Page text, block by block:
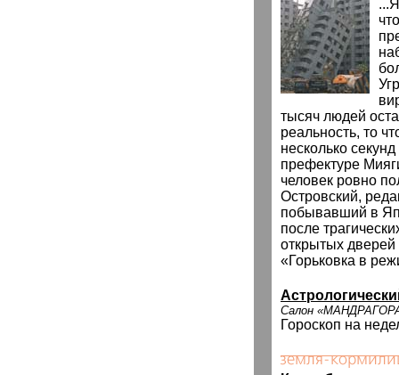
тысяч людей
реальность, то
несколько
префектуре
человек ровно
Островский,
побывавший в
после
открытых дверей
«Горьковка в
Салон
Гороскоп на